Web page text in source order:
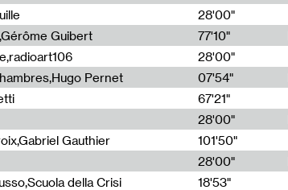
28'00"
Guibert 77'10"
28'00"
Pernet 07'54"
67'21"
28'00"
Gauthier 101'50"
28'00"
della Crisi
18'53"